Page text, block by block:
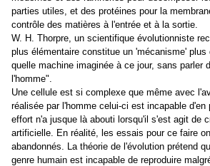
parties utiles, et des protéines pour la
contrôle des matières à l'entrée et à la sortie.
W. H. Thorpre, un scientifique évolutionniste
plus élémentaire constitue un 'mécanisme' plus
quelle machine imaginée à ce jour, sans parler
l'homme".
Une cellule est si complexe que même avec
réalisée par l'homme celui-ci est incapable d'en
effort n'a jusque là abouti lorsqu'il s'est agit de
artificielle. En réalité, les essais pour ce faire
abandonnés. La théorie de l'évolution prétend
genre humain est incapable de reproduire